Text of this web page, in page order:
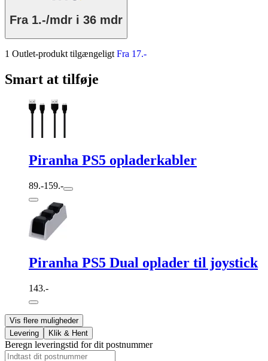
Fra 1.-/mdr i 36 mdr
1 Outlet-produkt tilgængeligt Fra 17.-
Smart at tilføje
Piranha PS5 opladerkabler
89.-159.-
Piranha PS5 Dual oplader til joystick
143.-
Vis flere muligheder
Levering
Klik & Hent
Beregn leveringstid for dit postnummer